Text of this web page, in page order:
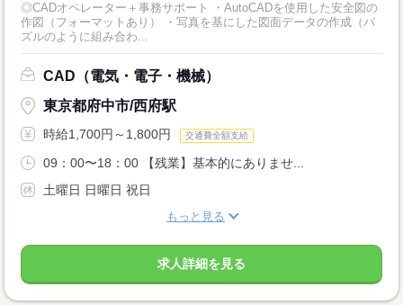
◎CADオペレーター＋事務サポート ・AutoCADを使用した安全図の
作図（フォーマットあり） ・写真を基にした図面データの作成（パ
ズルのように組み合わ...
CAD（電気・電子・機械）
東京都府中市/西府駅
時給1,700円～1,800円 交通費全額支給
09：00〜18：00 【残業】基本的にありませ...
土曜日 日曜日 祝日
もっと見る
求人詳細を見る